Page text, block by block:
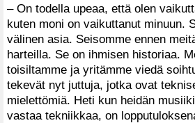
– On todella upeaa, että olen
kuten moni on vaikuttanut minuun.
välinen asia. Seisomme ennen
harteilla. Se on ihmisen historiaa.
toisiltamme ja yritämme viedä
tekevät nyt juttuja, jotka ovat
mielettömiä. Heti kun heidän
vastaa tekniikkaa, on